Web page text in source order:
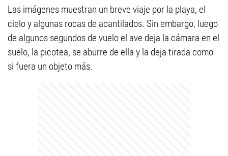
Las imágenes muestran un breve viaje por la playa, el
cielo y algunas rocas de acantilados. Sin embargo, luego
de algunos segundos de vuelo el ave deja la cámara en el
suelo, la picotea, se aburre de ella y la deja tirada como
si fuera un objeto más.